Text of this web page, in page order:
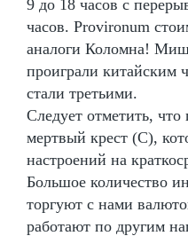
9 до 18 часов с
часов. Provironum
аналоги Коломна!
проиграли китайским
стали третьими.
Следует отметить, что
мертвый крест (С),
настроений на
Большое количество
торгуют с нами
работают по другим